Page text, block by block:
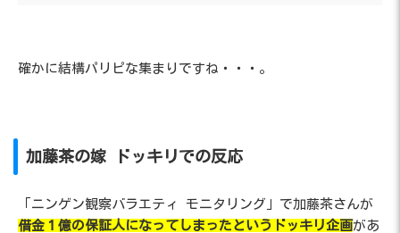
確かに結構パリピな集まりですね・・・。
加藤茶の嫁 ドッキリでの反応
「ニンゲン観察バラエティ モニタリング」で加藤茶さんが
借金１億の保証人になってしまったというドッキリ企画があ